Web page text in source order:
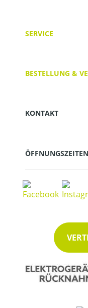
SERVICE
BESTELLUNG &
KONTAKT
ÖFFNUNGSZEITEN